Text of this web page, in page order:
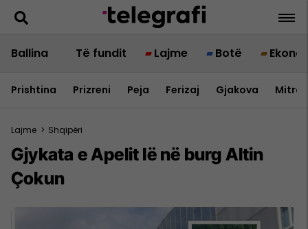
Ballina Të fundit Lajme Botë
Prishtina Prizreni Peja Ferizaj Gjakova
Lajme > Shqipëri
Gjykata e Apelit lë në burg Altin
Çokun